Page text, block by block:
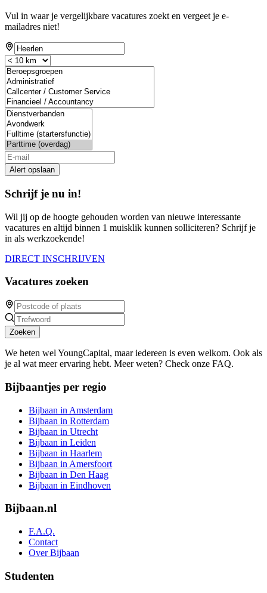
Vul in waar je vergelijkbare vacatures zoekt en vergeet je e-
mailadres niet!
Alert opslaan
Schrijf je nu in!
Wil jij op de hoogte gehouden worden van nieuwe interessante
vacatures en altijd binnen 1 muisklik kunnen solliciteren? Schrijf je
in als werkzoekende!
DIRECT INSCHRIJVEN
Vacatures zoeken
Zoeken
We heten wel YoungCapital, maar iedereen is even welkom. Ook als
je al wat meer ervaring hebt. Meer weten? Check onze FAQ.
Bijbaantjes per regio
Bijbaan in Amsterdam
Bijbaan in Rotterdam
Bijbaan in Utrecht
Bijbaan in Leiden
Bijbaan in Haarlem
Bijbaan in Amersfoort
Bijbaan in Den Haag
Bijbaan in Eindhoven
Bijbaan.nl
F.A.Q.
Contact
Over Bijbaan
Studenten